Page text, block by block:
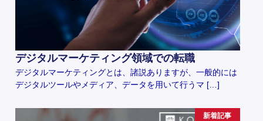
デジタルマーケティング領域での転職
デジタルマーケティングとは、諸説ありますが、一般的には
デジタルツールやメディア、データを用いて行うマ […]
新着記事